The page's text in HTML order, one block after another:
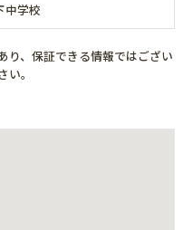
中学校
、保証できる情報ではござい
。